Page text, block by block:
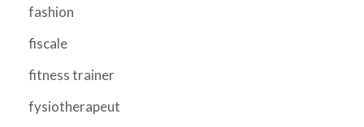
fashion
fiscale
fitness trainer
fysiotherapeut